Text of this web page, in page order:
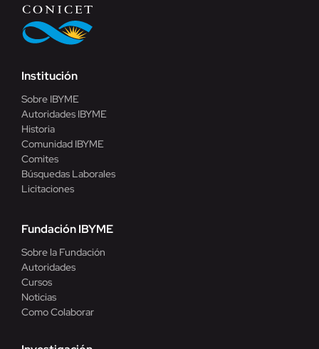
Institución
Sobre IBYME
Autoridades IBYME
Historia
Comunidad IBYME
Comites
Búsquedas Laborales
Licitaciones
Fundación IBYME
Sobre la Fundación
Autoridades
Cursos
Noticias
Como Colaborar